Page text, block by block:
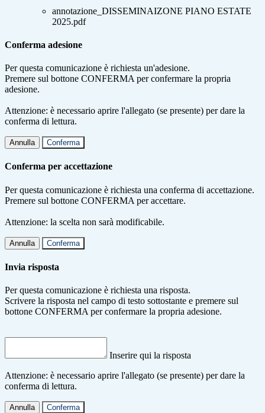
annotazione_DISSEMINAIZONE PIANO ESTATE
2025.pdf
Conferma adesione
Per questa comunicazione è richiesta un'adesione.
Premere sul bottone CONFERMA per confermare la propria
adesione.
Attenzione: è necessario aprire l'allegato (se presente) per dare la
conferma di lettura.
Annulla Conferma
Conferma per accettazione
Per questa comunicazione è richiesta una conferma di accettazione.
Premere sul bottone CONFERMA per accettare.
Attenzione: la scelta non sarà modificabile.
Annulla Conferma
Invia risposta
Per questa comunicazione è richiesta una risposta.
Scrivere la risposta nel campo di testo sottostante e premere sul
bottone CONFERMA per confermare la propria adesione.
Inserire qui la risposta
Attenzione: è necessario aprire l'allegato (se presente) per dare la
conferma di lettura.
Annulla Conferma